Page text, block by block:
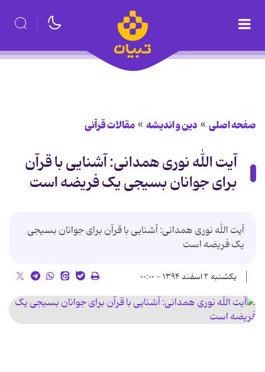
صفحه اصلی دین و اندیشه مقالات قرآنی
آیت الله نوری همدانی: آشنایی با قرآن
برای جوانان بسیجی یک فریضه است
آیت الله نوری همدانی: آشنایی با قرآن برای جوانان بسیجی
یک فریضه است
یکشنبه ۲ اسفند ۱۳۹۴ - ۰۰:۰۰